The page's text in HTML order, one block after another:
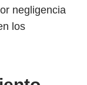
negligencia
los